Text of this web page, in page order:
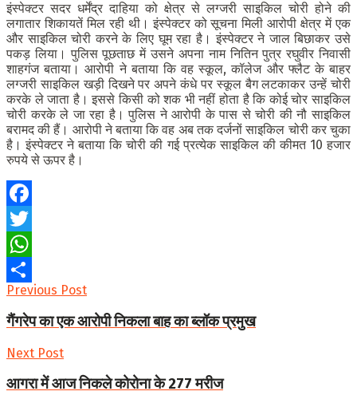
इंस्पेक्टर सदर धर्मेंद्र दाहिया को क्षेत्र से लग्जरी साइकिल चोरी होने की
लगातार शिकायतें मिल रही थी। इंस्पेक्टर को सूचना मिली आरोपी क्षेत्र में एक
और साइकिल चोरी करने के लिए घूम रहा है। इंस्पेक्टर ने जाल बिछाकर उसे
पकड़ लिया। पुलिस पूछताछ में उसने अपना नाम नितिन पुत्र रघुवीर निवासी
शाहगंज बताया। आरोपी ने बताया कि वह स्कूल, कॉलेज और फ्लैट के बाहर
लग्जरी साइकिल खड़ी दिखने पर अपने कंधे पर स्कूल बैग लटकाकर उन्हें चोरी
करके ले जाता है। इससे किसी को शक भी नहीं होता है कि कोई चोर साइकिल
चोरी करके ले जा रहा है। पुलिस ने आरोपी के पास से चोरी की नौ साइकिल
बरामद की हैं। आरोपी ने बताया कि वह अब तक दर्जनों साइकिल चोरी कर चुका
है। इंस्पेक्टर ने बताया कि चोरी की गई प्रत्येक साइकिल की कीमत 10 हजार
रुपये से ऊपर है।
Facebook
Twitter
WhatsApp
Share
Previous Post
गैंगरेप का एक आरोपी निकला बाह का ब्लॉक प्रमुख
Next Post
आगरा में आज निकले कोरोना के 277 मरीज